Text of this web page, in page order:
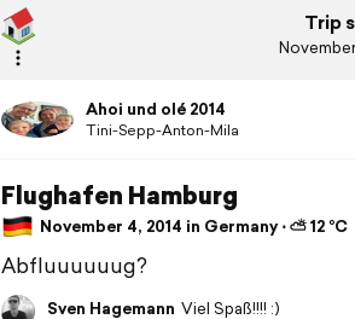
Trip
Ahoi und olé 2014
Tini-Sepp-Anton-Mila
Flughafen Hamburg
November 4, 2014 in Germany ⋅ ⛅ 12 °C
Abfluuuuuug?
Sven Hagemann Viel Spaß!!!! :)